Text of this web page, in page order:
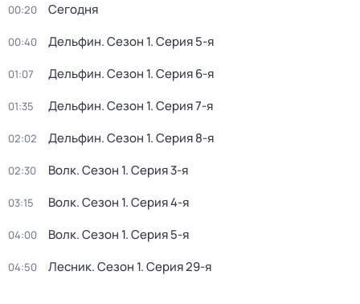
00:20 Сегодня
00:40 Дельфин. Сезон 1. Серия 5-я
01:07 Дельфин. Сезон 1. Серия 6-я
01:35 Дельфин. Сезон 1. Серия 7-я
02:02 Дельфин. Сезон 1. Серия 8-я
02:30 Волк. Сезон 1. Серия 3-я
03:15 Волк. Сезон 1. Серия 4-я
04:00 Волк. Сезон 1. Серия 5-я
04:50 Лесник. Сезон 1. Серия 29-я